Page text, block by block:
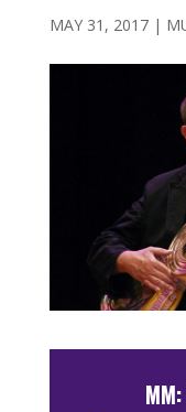
MAY 31, 2017|
MM: